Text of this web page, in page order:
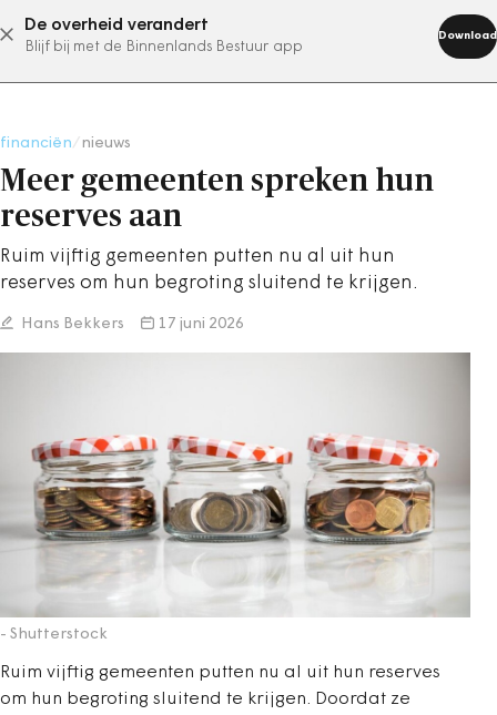
De overheid verandert
Blijf bij met de Binnenlands Bestuur app
Download
abonneer nu
financiën nieuws
Meer gemeenten spreken hun
reserves aan
Ruim vijftig gemeenten putten nu al uit hun
reserves om hun begroting sluitend te krijgen.
Hans Bekkers 17 juni 2026
- Shutterstock
Ruim vijftig gemeenten putten nu al uit hun reserves
om hun begroting sluitend te krijgen. Doordat ze